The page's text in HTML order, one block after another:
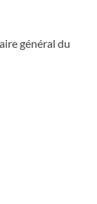
général du